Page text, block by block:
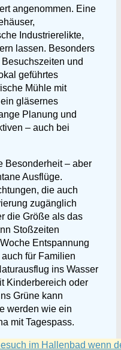
angenommen. Eine
Industrierelikte,
lassen. Besonders
und
geführtes
Mühle mit
gläsernes
Planung und
– auch bei
Besonderheit – aber
Ausflüge.
die auch
zugänglich
die Größe als das
Stoßzeiten
Entspannung
für Familien
ins Wasser
Kinderbereich oder
Grüne kann
werden wie ein
mit Tagespass.